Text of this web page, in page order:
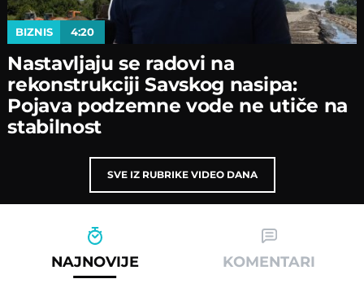
BIZNIS 4:20
Nastavljaјu se radovi na
rekonstrukciјi Savskog nasipa:
Poјava podzemne vode ne utiče na
stabilnost
SVE IZ RUBRIKE VIDEO DANA
NAJNOVIJE KOMENTARI